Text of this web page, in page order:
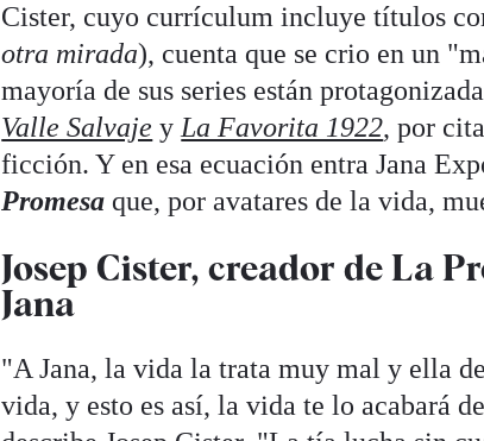
Cister, cuyo currículum incluye títulos
otra mirada), cuenta que se crio en un
mayoría de sus series están
Valle Salvaje y La Favorita 1922, por
ficción. Y en esa ecuación entra Jana
Promesa que, por avatares de la vida,
Josep Cister, creador de La
Jana
"A Jana, la vida la trata muy mal y ella
vida, y esto es así, la vida te lo acabará